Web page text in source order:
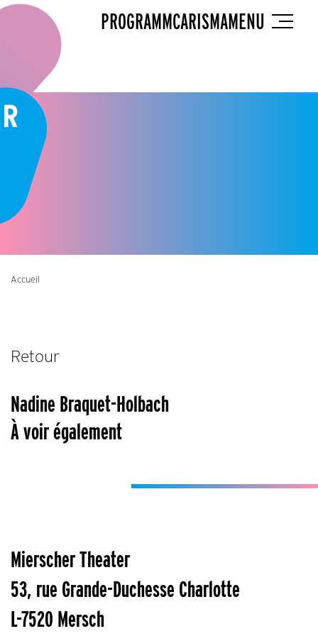
PROGRAMMCARISMAMENU
Accueil
Retour
Nadine Braquet-Holbach
À voir également
Mierscher Theater
53, rue Grande-Duchesse Charlotte
L-7520 Mersch